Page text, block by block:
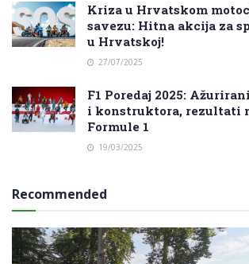
Kriza u Hrvatskom
savezu: Hitna akcija za
u Hrvatskoj!
27/07/2025
F1 Poredaj 2025:
i konstruktora, rezultati
Formule 1
19/03/2025
Recommended